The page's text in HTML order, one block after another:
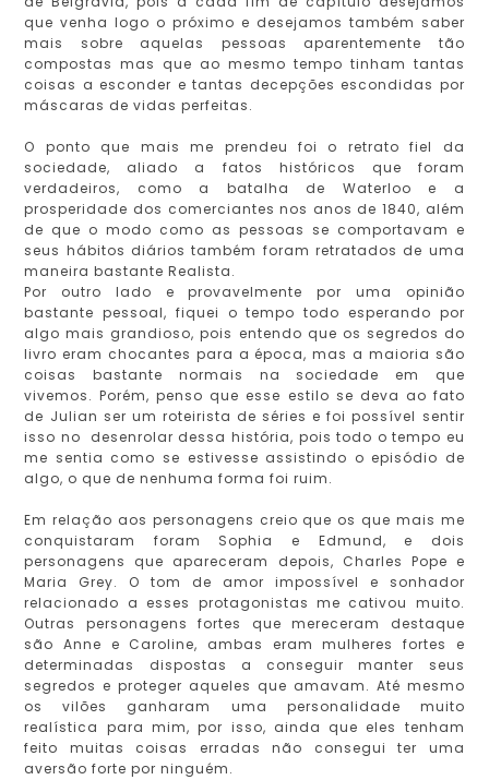
que venha logo o próximo e desejamos também saber
mais sobre aquelas pessoas aparentemente tão
compostas mas que ao mesmo tempo tinham tantas
coisas a esconder e tantas decepções escondidas por
máscaras de vidas perfeitas.
O ponto que mais me prendeu foi o retrato fiel da
sociedade, aliado a fatos históricos que foram
verdadeiros, como a batalha de Waterloo e a
prosperidade dos comerciantes nos anos de 1840, além
de que o modo como as pessoas se comportavam e
seus hábitos diários também foram retratados de uma
maneira bastante Realista.
Por outro lado e provavelmente por uma opinião
bastante pessoal, fiquei o tempo todo esperando por
algo mais grandioso, pois entendo que os segredos do
livro eram chocantes para a época, mas a maioria são
coisas bastante normais na sociedade em que
vivemos. Porém, penso que esse estilo se deva ao fato
de Julian ser um roteirista de séries e foi possível sentir
isso no desenrolar dessa história, pois todo o tempo eu
me sentia como se estivesse assistindo o episódio de
algo, o que de nenhuma forma foi ruim.
Em relação aos personagens creio que os que mais me
conquistaram foram Sophia e Edmund, e dois
personagens que apareceram depois, Charles Pope e
Maria Grey. O tom de amor impossível e sonhador
relacionado a esses protagonistas me cativou muito.
Outras personagens fortes que mereceram destaque
são Anne e Caroline, ambas eram mulheres fortes e
determinadas dispostas a conseguir manter seus
segredos e proteger aqueles que amavam. Até mesmo
os vilões ganharam uma personalidade muito
realística para mim, por isso, ainda que eles tenham
feito muitas coisas erradas não consegui ter uma
aversão forte por ninguém.